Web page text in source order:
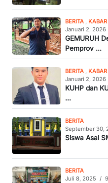
BERITA ,
Januari 2, 2026
GEMURUH
Pemprov ...
BERITA ,
Januari 2, 2026
KUHP dan
...
BERITA
September 30,
Siswa Asal
BERITA
Juli 8, 2025 /